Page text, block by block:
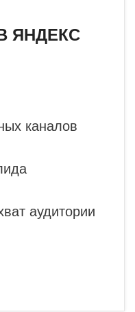
ЯНДЕКС
каналов
аудитории